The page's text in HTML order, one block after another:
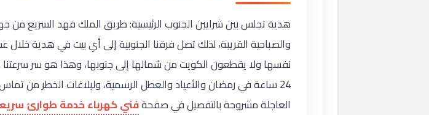
هدية تجلس بين شرايين الجنوب الرئيسية: طريق الملك فهد السريع من
والصباحية القريبة، لذلك تصل فرقنا الجنوبية إلى أي بيت في هدية
نفسها ولا يقطعون الكويت من شمالها إلى جنوبها، وهذا هو سر
24 ساعة في رمضان والأعياد والعطل الرسمية، ولبلاغات الخطر من
العاجلة مشروحة بالتفصيل في صفحةفني كهرباء خدمة طوارئ